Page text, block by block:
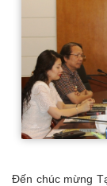
Đến chúc mừng